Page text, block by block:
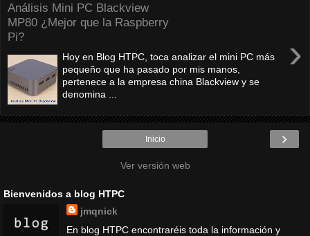
Análisis Mini PC Blackview
MP80 ¿Mejor que la Raspberry
Pi?
›
Hoy en Blog HTPC, toca analizar el mini PC más
pequeño que ha pasado por mis manos,
pertenece a la empresa china Blackview y se
denomina ...
›
Inicio
Ver versión web
Bienvenidos a blog HTPC
jmqnick
En blog HTPC encontraréis toda la información y